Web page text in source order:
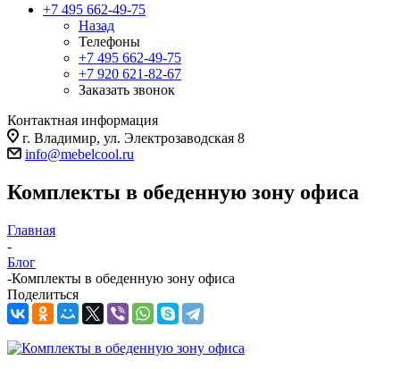
+7 495 662-49-75
Назад
Телефоны
+7 495 662-49-75
+7 920 621-82-67
Заказать звонок
Контактная информация
г. Владимир, ул. Электрозаводская 8
info@mebelcool.ru
Комплекты в обеденную зону офиса
Главная
-
Блог
-Комплекты в обеденную зону офиса
Поделиться